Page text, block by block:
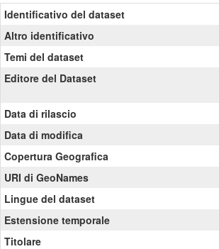
Identificativo del dataset
Altro identificativo
Temi del dataset
Editore del Dataset
Data di rilascio
Data di modifica
Copertura Geografica
URI di GeoNames
Lingue del dataset
Estensione temporale
Titolare